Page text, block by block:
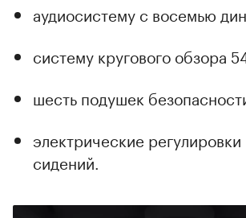
аудиосистему с восемью
систему кругового обзора
шесть подушек
электрические
сидений.